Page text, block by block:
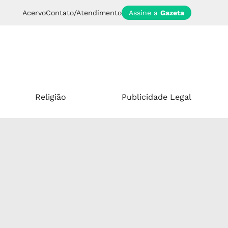
AcervoContato/Atendimento Assine a Gazeta
Religião Publicidade Legal